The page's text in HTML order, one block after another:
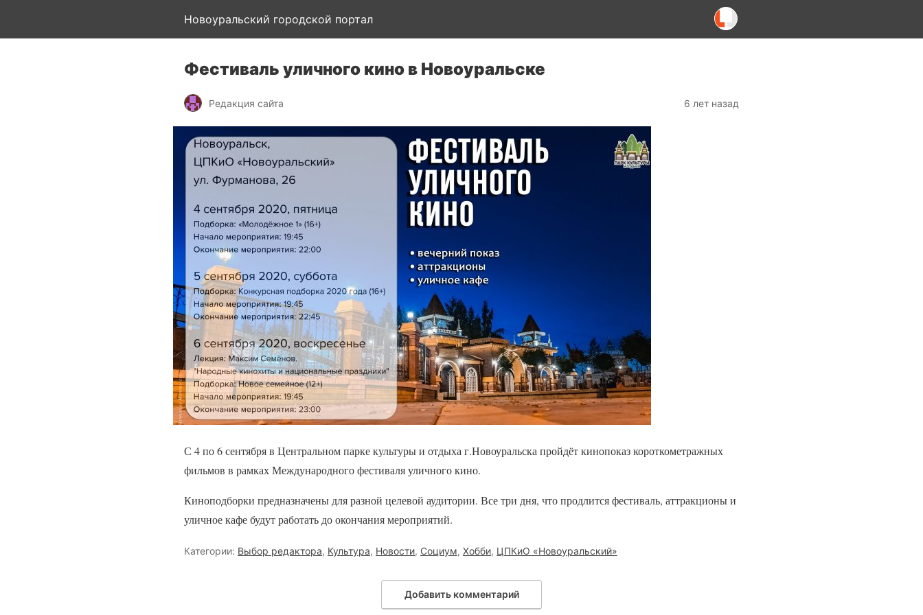
Новоуральский городской портал
Фестиваль уличного кино в Новоуральске
Редакция сайта 6 лет назад
С 4 по 6 сентября в Центральном парке культуры и отдыха г.Новоуральска пройдёт кинопоказ короткометражных
фильмов в рамках Международного фестиваля уличного кино.
Киноподборки предназначены для разной целевой аудитории. Все три дня, что продлится фестиваль, аттракционы и
уличное кафе будут работать до окончания мероприятий.
Категории: Выбор редактора, Культура, Новости, Социум, Хобби, ЦПКиО «Новоуральский»
Добавить комментарий